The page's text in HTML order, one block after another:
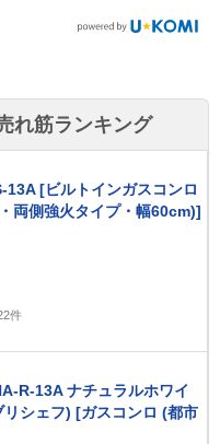
れ筋ランキング
13A [ビルトインガスコンロ
両側強火タイプ・幅60cm)]
件
R-13A ナチュラルホワイ
シェフ) [ガスコンロ (都市
)]